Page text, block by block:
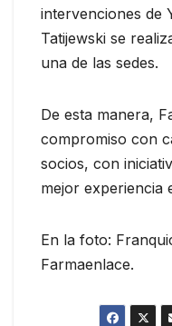
intervenciones de
Tatijewski se
una de las sedes.
De esta manera,
compromiso con
socios, con
mejor experiencia
En la foto:
Farmaenlace.